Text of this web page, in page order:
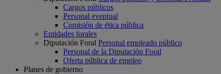
Cargos públicos
Personal eventual
Comisión de ética pública
Entidades forales
Diputación Foral Personal empleado público
Personal de la Diputación Foral
Oferta pública de empleo
Planes de gobierno